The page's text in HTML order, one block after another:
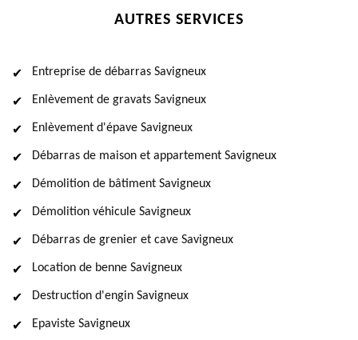
AUTRES SERVICES
Entreprise de débarras Savigneux
Enlèvement de gravats Savigneux
Enlèvement d'épave Savigneux
Débarras de maison et appartement Savigneux
Démolition de bâtiment Savigneux
Démolition véhicule Savigneux
Débarras de grenier et cave Savigneux
Location de benne Savigneux
Destruction d'engin Savigneux
Epaviste Savigneux